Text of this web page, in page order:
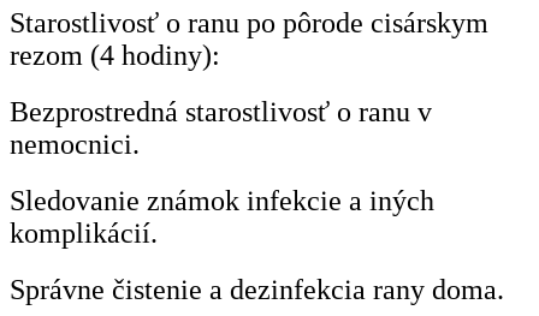
Starostlivosť o ranu po pôrode cisárskym
rezom (4 hodiny):
Bezprostredná starostlivosť o ranu v
nemocnici.
Sledovanie známok infekcie a iných
komplikácií.
Správne čistenie a dezinfekcia rany doma.